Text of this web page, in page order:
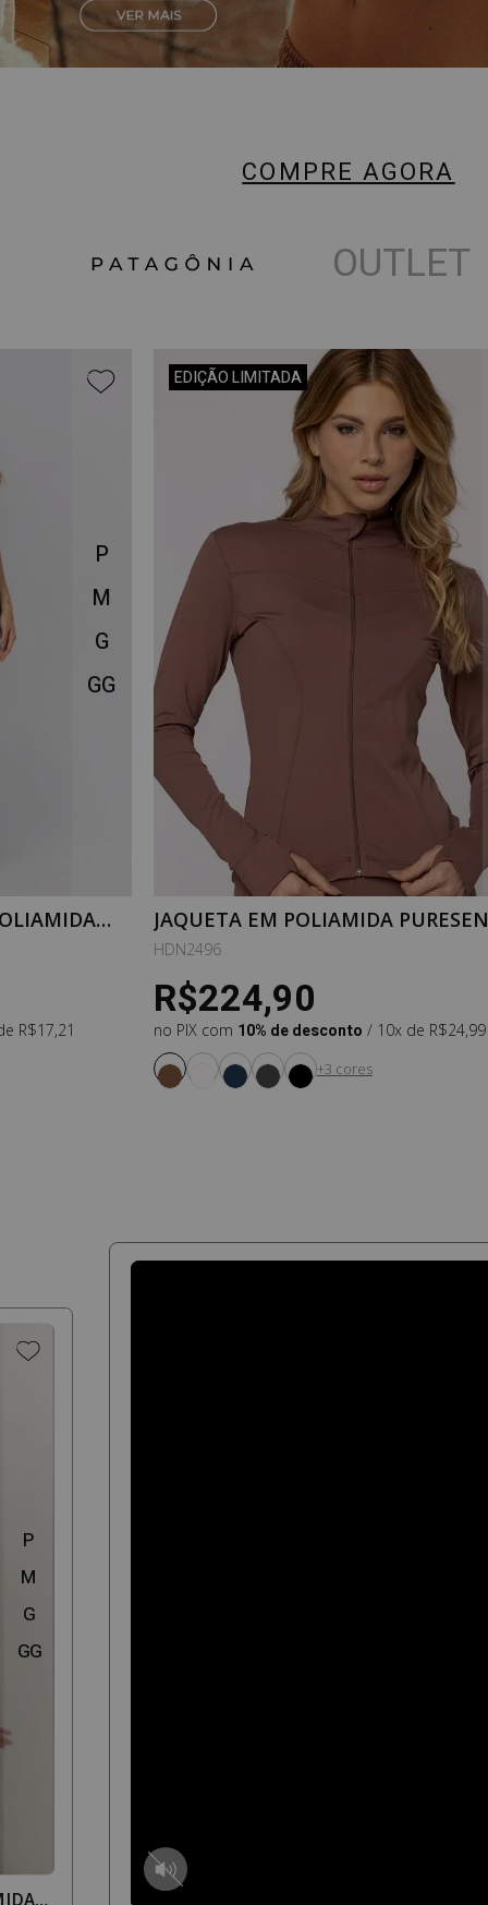
COMPRE AGORA
OUTLET
R$17,21
P
M
G
GG
EDIÇÃO LIMITADA
JAQUETA EM POLIAMIDA
TOFFEE
HDN2496
R$224,90
no PIX com 10% de desconto / 10x de R$24,99
+3 cores
P
M
G
GG